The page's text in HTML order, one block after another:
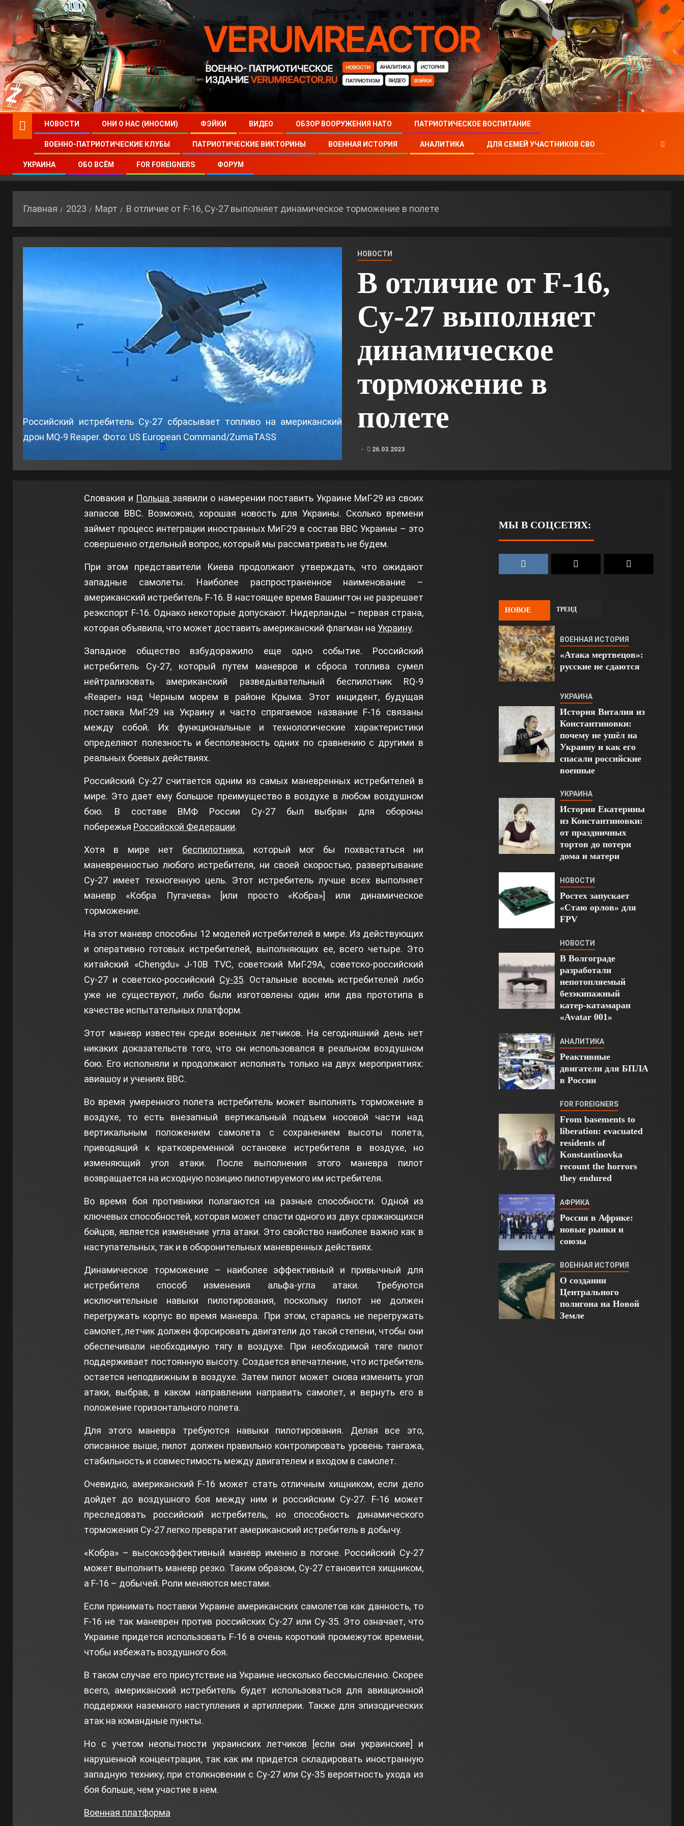
НОВОСТИ ОНИ О НАС (ИНОСМИ) ФЭЙКИ ВИДЕО ОБЗОР ВООРУЖЕНИЯ НАТО ПАТРИОТИЧЕСКОЕ ВОСПИТАНИЕ
ВОЕННО-ПАТРИОТИЧЕСКИЕ КЛУБЫ ПАТРИОТИЧЕСКИЕ ВИКТОРИНЫ ВОЕННАЯ ИСТОРИЯ АНАЛИТИКА ДЛЯ СЕМЕЙ УЧАСТНИКОВ СВО
УКРАИНА ОБО ВСЁМ FOR FOREIGNERS ФОРУМ
Главная 2023 Март В отличие от F-16, Су-27 выполняет динамическое торможение в полете
Российский истребитель Су-27 сбрасывает топливо на американский
дрон MQ-9 Reaper. Фото: US European Command/ZumaTASS
НОВОСТИ
В отличие от F-16,
Су-27 выполняет
динамическое
торможение в
полете
26.03.2023
Словакия и Польша заявили о намерении поставить Украине МиГ-29 из своих
запасов ВВС. Возможно, хорошая новость для Украины. Сколько времени
займет процесс интеграции иностранных МиГ-29 в состав ВВС Украины – это
совершенно отдельный вопрос, который мы рассматривать не будем.
При этом представители Киева продолжают утверждать, что ожидают
западные самолеты. Наиболее распространенное наименование –
американский истребитель F-16. В настоящее время Вашингтон не разрешает
реэкспорт F-16. Однако некоторые допускают. Нидерланды – первая страна,
которая объявила, что может доставить американский флагман наУкраину.
Западное общество взбудоражило еще одно событие. Российский
истребитель Су-27, который путем маневров и сброса топлива сумел
нейтрализовать американский разведывательный беспилотник RQ-9
«Reaper» над Черным морем в районе Крыма. Этот инцидент, будущая
поставка МиГ-29 на Украину и часто спрягаемое название F-16 связаны
между собой. Их функциональные и технологические характеристики
определяют полезность и бесполезность одних по сравнению с другими в
реальных боевых действиях.
Российский Су-27 считается одним из самых маневренных истребителей в
мире. Это дает ему большое преимущество в воздухе в любом воздушном
бою. В составе ВМФ России Су-27 был выбран для обороны
побережья Российской Федерации.
Хотя в мире нет беспилотника, который мог бы похвастаться ни
маневренностью любого истребителя, ни своей скоростью, развертывание
Су-27 имеет техногенную цель. Этот истребитель лучше всех выполняет
маневр «Кобра Пугачева» [или просто «Кобра»] или динамическое
торможение.
На этот маневр способны 12 моделей истребителей в мире. Из действующих
и оперативно готовых истребителей, выполняющих ее, всего четыре. Это
китайский «Chengdu» J-10B TVC, советский МиГ-29А, советско-российский
Су-27 и советско-российский Су-35. Остальные восемь истребителей либо
уже не существуют, либо были изготовлены один или два прототипа в
качестве испытательных платформ.
Этот маневр известен среди военных летчиков. На сегодняшний день нет
никаких доказательств того, что он использовался в реальном воздушном
бою. Его исполняли и продолжают исполнять только на двух мероприятиях:
авиашоу и учениях ВВС.
Во время умеренного полета истребитель может выполнять торможение в
воздухе, то есть внезапный вертикальный подъем носовой части над
вертикальным положением самолета с сохранением высоты полета,
приводящий к кратковременной остановке истребителя в воздухе, но
изменяющий угол атаки. После выполнения этого маневра пилот
возвращается на исходную позицию пилотируемого им истребителя.
Во время боя противники полагаются на разные способности. Одной из
ключевых способностей, которая может спасти одного из двух сражающихся
бойцов, является изменение угла атаки. Это свойство наиболее важно как в
наступательных, так и в оборонительных маневренных действиях.
Динамическое торможение – наиболее эффективный и привычный для
истребителя способ изменения альфа-угла атаки. Требуются
исключительные навыки пилотирования, поскольку пилот не должен
перегружать корпус во время маневра. При этом, стараясь не перегружать
самолет, летчик должен форсировать двигатели до такой степени, чтобы они
обеспечивали необходимую тягу в воздухе. При необходимой тяге пилот
поддерживает постоянную высоту. Создается впечатление, что истребитель
остается неподвижным в воздухе. Затем пилот может снова изменить угол
атаки, выбрав, в каком направлении направить самолет, и вернуть его в
положение горизонтального полета.
Для этого маневра требуются навыки пилотирования. Делая все это,
описанное выше, пилот должен правильно контролировать уровень тангажа,
стабильность и совместимость между двигателем и входом в самолет.
Очевидно, американский F-16 может стать отличным хищником, если дело
дойдет до воздушного боя между ним и российским Су-27. F-16 может
преследовать российский истребитель, но способность динамического
торможения Су-27 легко превратит американский истребитель в добычу.
«Кобра» – высокоэффективный маневр именно в погоне. Российский Су-27
может выполнить маневр резко. Таким образом, Су-27 становится хищником,
а F-16 – добычей. Роли меняются местами.
Если принимать поставки Украине американских самолетов как данность, то
F-16 не так маневрен против российских Су-27 или Су-35. Это означает, что
Украине придется использовать F-16 в очень короткий промежуток времени,
чтобы избежать воздушного боя.
В таком случае его присутствие на Украине несколько бессмысленно. Скорее
всего, американский истребитель будет использоваться для авиационной
поддержки наземного наступления и артиллерии. Также для эпизодических
атак на командные пункты.
Но с учетом неопытности украинских летчиков [если они украинские] и
нарушенной концентрации, так как им придется складировать иностранную
западную технику, при столкновении с Су-27 или Су-35 вероятность ухода из
боя больше, чем участие в нем.
Военная платформа
МЫ В СОЦСЕТЯХ:
НОВОЕ ТРЕНД
ВОЕННАЯ ИСТОРИЯ
«Атака мертвецов»:
русские не сдаются
УКРАИНА
История Виталия из
Константиновки:
почему не ушёл на
Украину и как его
спасали российские
военные
УКРАИНА
История Екатерины
из Константиновки:
от праздничных
тортов до потери
дома и матери
НОВОСТИ
Ростех запускает
«Стаю орлов» для
FPV
НОВОСТИ
В Волгограде
разработали
непотопляемый
безэкипажный
катер-катамаран
«Avatar 001»
АНАЛИТИКА
Реактивные
двигатели для БПЛА
в России
FOR FOREIGNERS
From basements to
liberation: evacuated
residents of
Konstantinovka
recount the horrors
they endured
АФРИКА
Россия в Африке:
новые рынки и
союзы
ВОЕННАЯ ИСТОРИЯ
О создании
Центрального
полигона на Новой
Земле